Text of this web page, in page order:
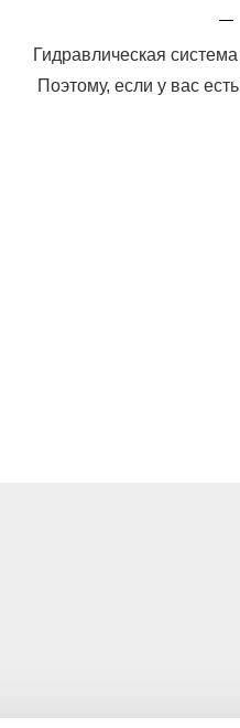
Гидравлическая
Поэтому, если у вас